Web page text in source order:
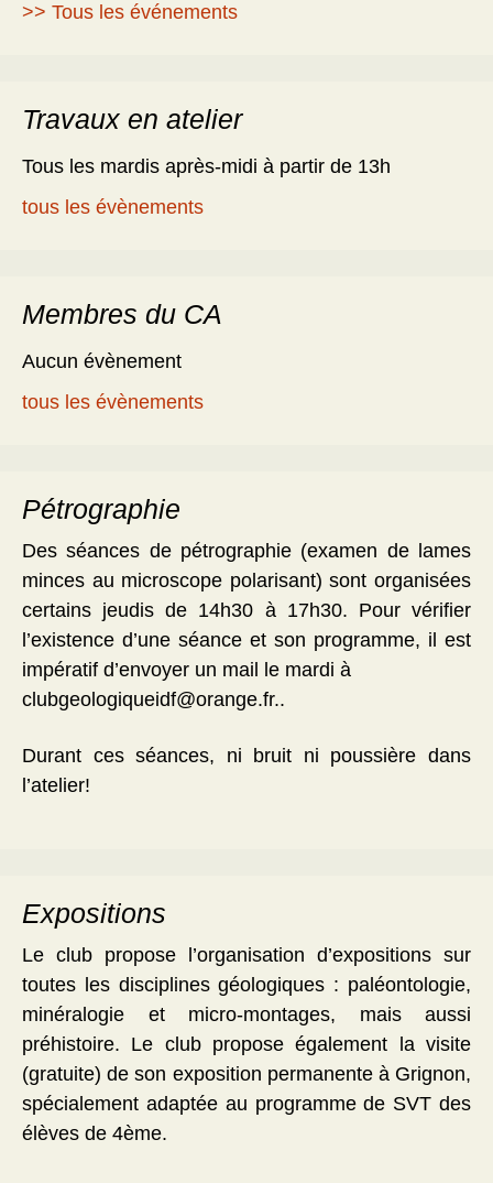
>> Tous les événements
Travaux en atelier
Tous les mardis après-midi à partir de 13h
tous les évènements
Membres du CA
Aucun évènement
tous les évènements
Pétrographie
Des séances de pétrographie (examen de lames
minces au microscope polarisant) sont organisées
certains jeudis de 14h30 à 17h30. Pour vérifier
l’existence d’une séance et son programme, il est
impératif d’envoyer un mail le mardi à
clubgeologiqueidf@orange.fr..
Durant ces séances, ni bruit ni poussière dans
l’atelier!
Expositions
Le club propose l’organisation d’expositions sur
toutes les disciplines géologiques : paléontologie,
minéralogie et micro-montages, mais aussi
préhistoire. Le club propose également la visite
(gratuite) de son exposition permanente à Grignon,
spécialement adaptée au programme de SVT des
élèves de 4ème.